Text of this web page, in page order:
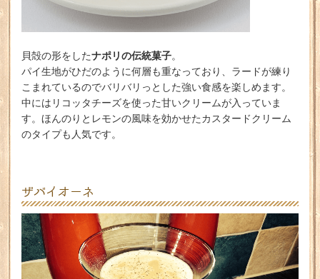
貝殻の形をしたナポリの伝統菓子。
パイ生地がひだのように何層も重なっており、ラードが練り
こまれているのでバリバリっとした強い食感を楽しめます。
中にはリコッタチーズを使った甘いクリームが入っていま
す。ほんのりとレモンの風味を効かせたカスタードクリーム
のタイプも人気です。
ザバイオーネ